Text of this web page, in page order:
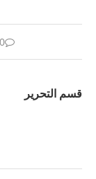
0 تعليقات
قسم التحرير